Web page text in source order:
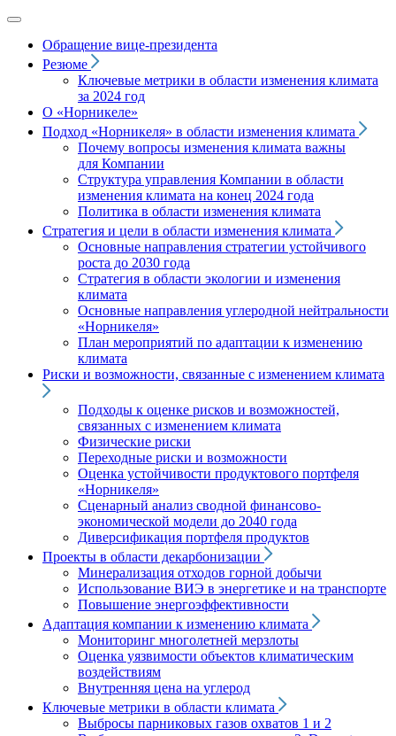
Обращение вице‑президента
Резюме
Ключевые метрики в области изменения климата
за 2024 год
О «Норникеле»
Подход «Норникеля» в области изменения климата
Почему вопросы изменения климата важны
для Компании
Структура управления Компании в области
изменения климата на конец 2024 года
Политика в области изменения климата
Стратегия и цели в области изменения климата
Основные направления стратегии устойчивого
роста до 2030 года
Стратегия в области экологии и изменения
климата
Основные направления углеродной нейтральности
«Норникеля»
План мероприятий по адаптации к изменению
климата
Риски и возможности, связанные с изменением климата
Подходы к оценке рисков и возможностей,
связанных с изменением климата
Физические риски
Переходные риски и возможности
Оценка устойчивости продуктового портфеля
«Норникеля»
Сценарный анализ сводной финансово-
экономической модели до 2040 года
Диверсификация портфеля продуктов
Проекты в области декарбонизации
Минерализация отходов горной добычи
Использование ВИЭ в энергетике и на транспорте
Повышение энергоэффективности
Адаптация компании к изменению климата
Мониторинг многолетней мерзлоты
Оценка уязвимости объектов климатическим
воздействиям
Внутренняя цена на углерод
Ключевые метрики в области климата
Выбросы парниковых газов охватов 1 и 2